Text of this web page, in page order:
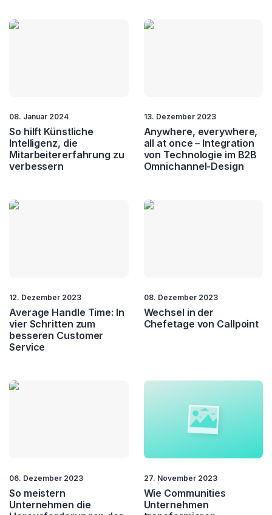
08. Januar 2024
So hilft Künstliche
Intelligenz, die
Mitarbeitererfahrung zu
verbessern
13. Dezember 2023
Anywhere, everywhere,
all at once – Integration
von Technologie im B2B
Omnichannel-Design
12. Dezember 2023
Average Handle Time: In
vier Schritten zum
besseren Customer
Service
08. Dezember 2023
Wechsel in der
Chefetage von Callpoint
06. Dezember 2023
So meistern
Unternehmen die
27. November 2023
Wie Communities
Unternehmen